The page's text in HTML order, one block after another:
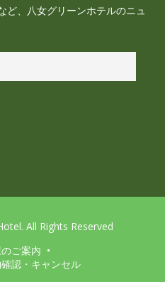
ど、八女グリーンホテルのニュ
All Rights Reserved
ご案内
認・キャンセル